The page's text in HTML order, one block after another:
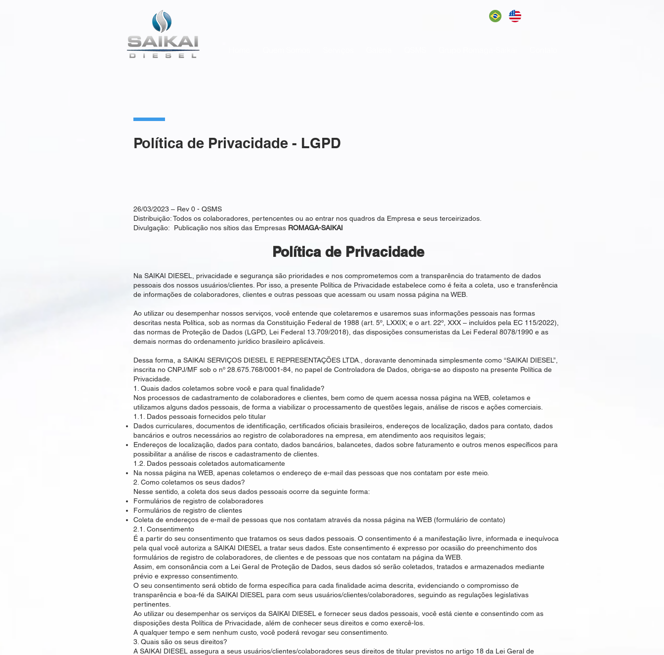
Política de Privacidade - LGPD
26/03/2023 – Rev 0 - QSMS
Distribuição: Todos os colaboradores, pertencentes ou ao entrar nos quadros da Empresa e seus terceirizados.
Divulgação: Publicação nos sítios das Empresas ROMAGA-SAIKAI
Política de Privacidade
Na SAIKAI DIESEL, privacidade e segurança são prioridades e nos comprometemos com a transparência do tratamento de dados
pessoais dos nossos usuários/clientes. Por isso, a presente Política de Privacidade estabelece como é feita a coleta, uso e transferência
de informações de colaboradores, clientes e outras pessoas que acessam ou usam nossa página na WEB.
Ao utilizar ou desempenhar nossos serviços, você entende que coletaremos e usaremos suas informações pessoais nas formas
descritas nesta Política, sob as normas da Constituição Federal de 1988 (art. 5º, LXXIX; e o art. 22º, XXX – incluídos pela EC 115/2022),
das normas de Proteção de Dados (LGPD, Lei Federal 13.709/2018), das disposições consumeristas da Lei Federal 8078/1990 e as
demais normas do ordenamento jurídico brasileiro aplicáveis.
Dessa forma, a SAIKAI SERVIÇOS DIESEL E REPRESENTAÇÕES LTDA., doravante denominada simplesmente como “SAIKAI DIESEL”,
inscrita no CNPJ/MF sob o nº 28.675.768/0001-84, no papel de Controladora de Dados, obriga-se ao disposto na presente Política de
Privacidade.
1. Quais dados coletamos sobre você e para qual finalidade?
Nos processos de cadastramento de colaboradores e clientes, bem como de quem acessa nossa página na WEB, coletamos e
utilizamos alguns dados pessoais, de forma a viabilizar o processamento de questões legais, análise de riscos e ações comerciais.
1.1. Dados pessoais fornecidos pelo titular
Dados curriculares, documentos de identificação, certificados oficiais brasileiros, endereços de localização, dados para contato, dados
bancários e outros necessários ao registro de colaboradores na empresa, em atendimento aos requisitos legais;
Endereços de localização, dados para contato, dados bancários, balancetes, dados sobre faturamento e outros menos específicos para
possibilitar a análise de riscos e cadastramento de clientes.
1.2. Dados pessoais coletados automaticamente
Na nossa página na WEB, apenas coletamos o endereço de e-mail das pessoas que nos contatam por este meio.
2. Como coletamos os seus dados?
Nesse sentido, a coleta dos seus dados pessoais ocorre da seguinte forma:
Formulários de registro de colaboradores
Formulários de registro de clientes
Coleta de endereços de e-mail de pessoas que nos contatam através da nossa página na WEB (formulário de contato)
2.1. Consentimento
É a partir do seu consentimento que tratamos os seus dados pessoais. O consentimento é a manifestação livre, informada e inequívoca
pela qual você autoriza a SAIKAI DIESEL a tratar seus dados. Este consentimento é expresso por ocasião do preenchimento dos
formulários de registro de colaboradores, de clientes e de pessoas que nos contatam na página da WEB.
Assim, em consonância com a Lei Geral de Proteção de Dados, seus dados só serão coletados, tratados e armazenados mediante
prévio e expresso consentimento.
O seu consentimento será obtido de forma específica para cada finalidade acima descrita, evidenciando o compromisso de
transparência e boa-fé da SAIKAI DIESEL para com seus usuários/clientes/colaboradores, seguindo as regulações legislativas
pertinentes.
Ao utilizar ou desempenhar os serviços da SAIKAI DIESEL e fornecer seus dados pessoais, você está ciente e consentindo com as
disposições desta Política de Privacidade, além de conhecer seus direitos e como exercê-los.
A qualquer tempo e sem nenhum custo, você poderá revogar seu consentimento.
3. Quais são os seus direitos?
A SAIKAI DIESEL assegura a seus usuários/clientes/colaboradores seus direitos de titular previstos no artigo 18 da Lei Geral de